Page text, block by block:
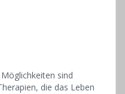
sind
die das Leben